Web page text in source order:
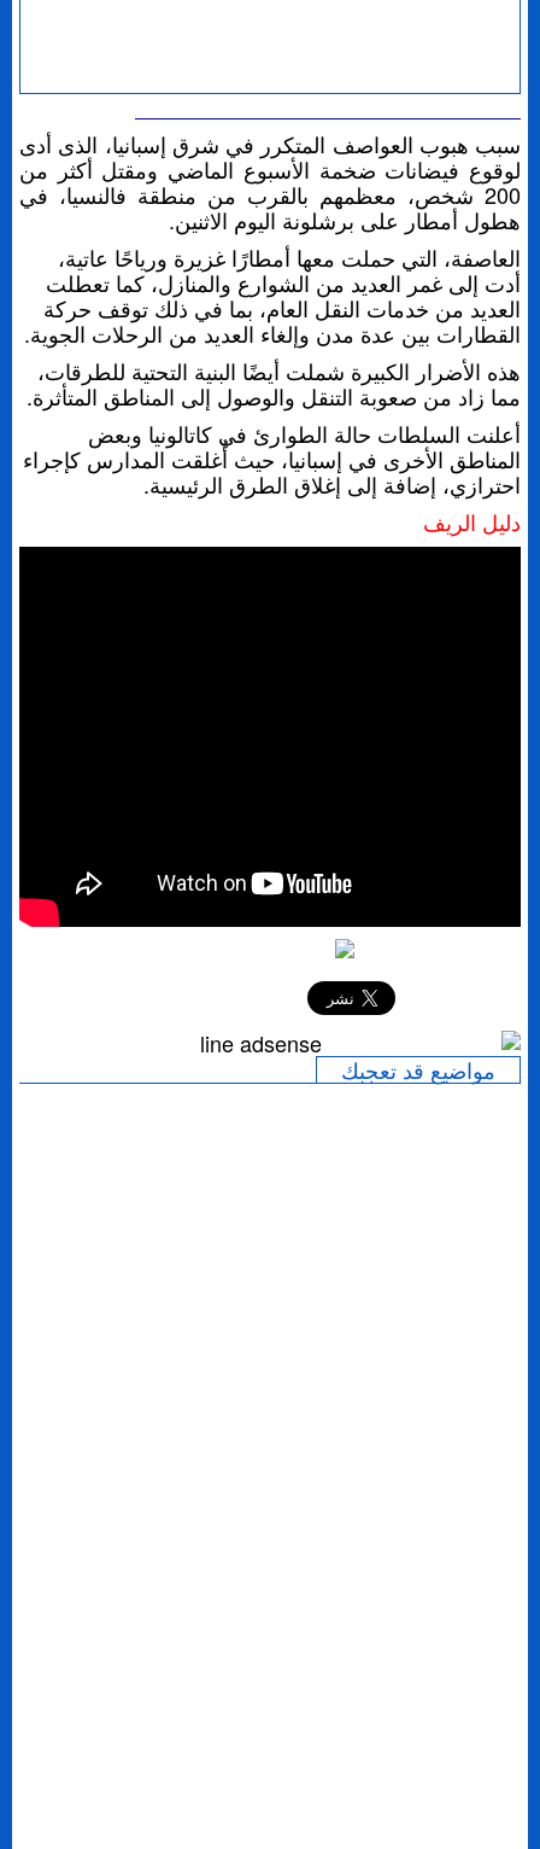
سبب هبوب العواصف المتكرر في شرق إسبانيا، الذى أدى
لوقوع فيضانات ضخمة الأسبوع الماضي ومقتل أكثر من
200 شخص، معظمهم بالقرب من منطقة فالنسيا، في
هطول أمطار على برشلونة اليوم الاثنين.
العاصفة، التي حملت معها أمطارًا غزيرة ورياحًا عاتية،
أدت إلى غمر العديد من الشوارع والمنازل، كما تعطلت
العديد من خدمات النقل العام، بما في ذلك توقف حركة
القطارات بين عدة مدن وإلغاء العديد من الرحلات الجوية.
هذه الأضرار الكبيرة شملت أيضًا البنية التحتية للطرقات،
مما زاد من صعوبة التنقل والوصول إلى المناطق المتأثرة.
أعلنت السلطات حالة الطوارئ في كاتالونيا وبعض
المناطق الأخرى في إسبانيا، حيث أُغلقت المدارس كإجراء
احترازي، إضافة إلى إغلاق الطرق الرئيسية.
دليل الريف
مواضيع قد تعجبك